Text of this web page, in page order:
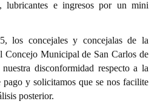
lubricantes e ingresos por un mini
los concejales y concejalas de la
Concejo Municipal de San Carlos de
disconformidad respecto a la
pago y solicitamos que se nos facilite
posterior.